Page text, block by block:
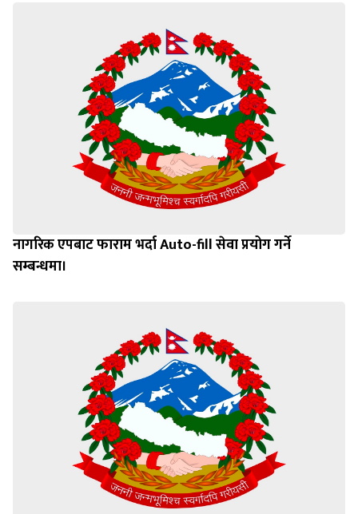
नागरिक एपबाट फाराम भर्दा Auto-fill सेवा प्रयोग गर्ने
सम्बन्धमा।